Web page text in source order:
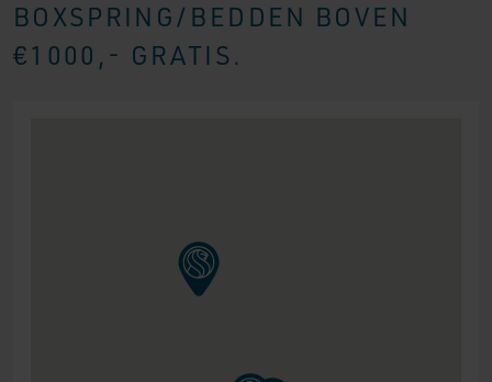
BOXSPRING/BEDDEN BOVEN
€1000,- GRATIS.